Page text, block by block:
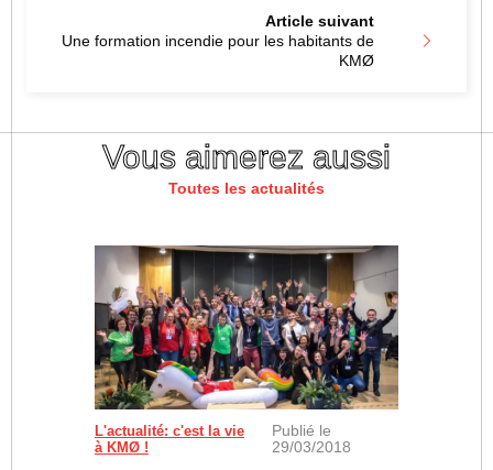
Article suivant
Une formation incendie pour les habitants de
KMØ
Vous aimerez aussi
Toutes les actualités
Les 38 participants accompagnés des coachs et
L'actualité: c'est la vie
à KMØ !
Publié le
29/03/2018